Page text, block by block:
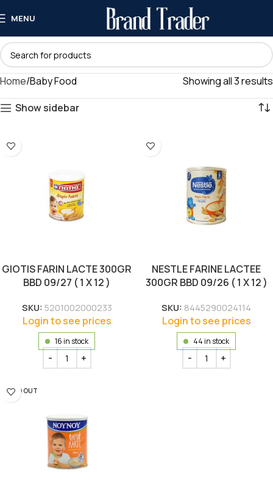
MENU
Home Baby Food
Showing all 3 results
Show sidebar
GIOTIS FARIN LACTE 300GR
BBD 09/27 ( 1 X 12 )
SKU: 5201002000233
Login to see prices
16 in stock
NESTLE FARINE LACTEE
300GR BBD 09/26 ( 1 X 12 )
SKU: 8445290024114
Login to see prices
44 in stock
SOLD OUT